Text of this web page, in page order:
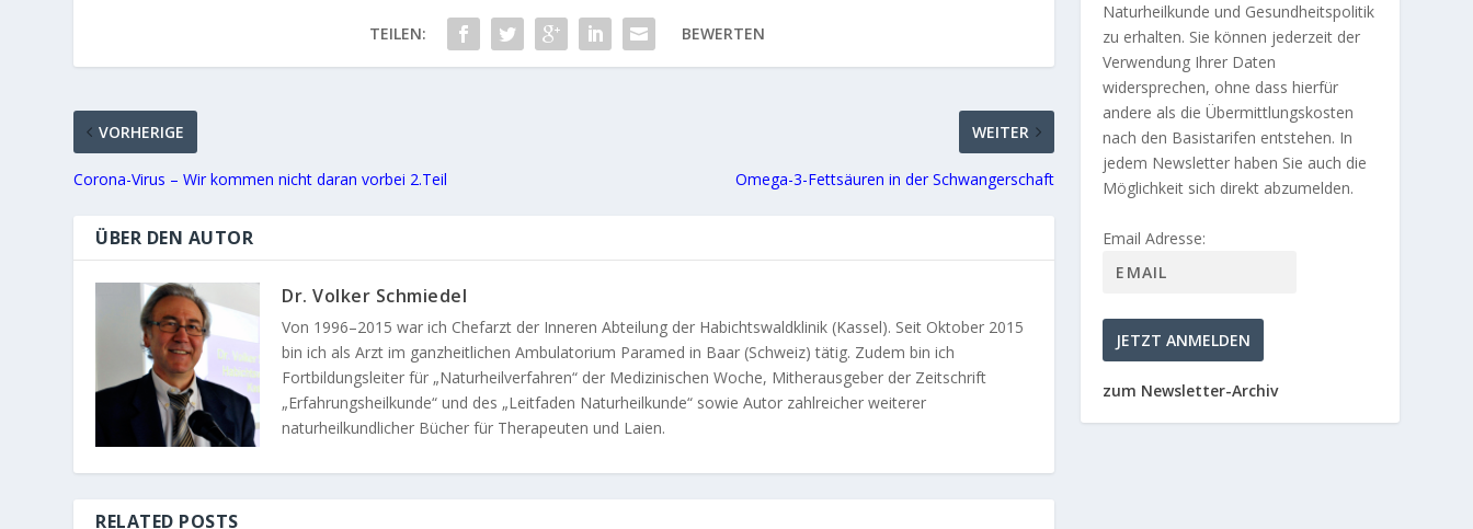
TEILEN: BEWERTEN
VORHERIGE
Corona-Virus – Wir kommen nicht daran vorbei 2.Teil
WEITER
Omega-3-Fettsäuren in der Schwangerschaft
ÜBER DEN AUTOR
Dr. Volker Schmiedel
Von 1996–2015 war ich Chefarzt der Inneren Abteilung der Habichtswaldklinik (Kassel). Seit Oktober 2015
bin ich als Arzt im ganzheitlichen Ambulatorium Paramed in Baar (Schweiz) tätig. Zudem bin ich
Fortbildungsleiter für „Naturheilverfahren“ der Medizinischen Woche, Mitherausgeber der Zeitschrift
„Erfahrungsheilkunde“ und des „Leitfaden Naturheilkunde“ sowie Autor zahlreicher weiterer
naturheilkundlicher Bücher für Therapeuten und Laien.
RELATED POSTS
Naturheilkunde und Gesundheitspolitik
zu erhalten. Sie können jederzeit der
Verwendung Ihrer Daten
widersprechen, ohne dass hierfür
andere als die Übermittlungskosten
nach den Basistarifen entstehen. In
jedem Newsletter haben Sie auch die
Möglichkeit sich direkt abzumelden.
Email Adresse:
zum Newsletter-Archiv